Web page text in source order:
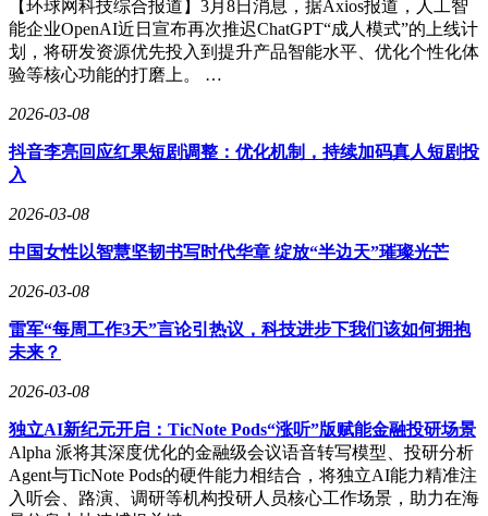
【环球网科技综合报道】3月8日消息，据Axios报道，人工智
能企业OpenAI近日宣布再次推迟ChatGPT“成人模式”的上线计
划，将研发资源优先投入到提升产品智能水平、优化个性化体
验等核心功能的打磨上。 …
2026-03-08
抖音李亮回应红果短剧调整：优化机制，持续加码真人短剧投
入
2026-03-08
中国女性以智慧坚韧书写时代华章 绽放“半边天”璀璨光芒
2026-03-08
雷军“每周工作3天”言论引热议，科技进步下我们该如何拥抱
未来？
2026-03-08
独立AI新纪元开启：TicNote Pods“涨听”版赋能金融投研场景
Alpha 派将其深度优化的金融级会议语音转写模型、投研分析
Agent与TicNote Pods的硬件能力相结合，将独立AI能力精准注
入听会、路演、调研等机构投研人员核心工作场景，助力在海